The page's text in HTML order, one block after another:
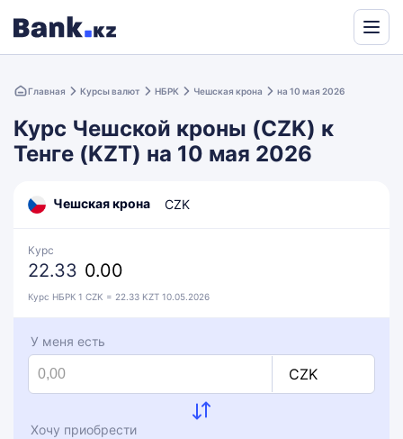
Translate
Главная Курсы валют НБРК Чешская крона на 10 мая 2026
Курс Чешской кроны (CZK) к
Тенге (KZT) на 10 мая 2026
Чешская крона CZK
Курс
22.33 0.00
Курс НБРК 1 CZK = 22.33 KZT 10.05.2026
У меня есть
CZK
Хочу приобрести